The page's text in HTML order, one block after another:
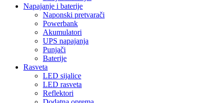
Napajanje i baterije
Naponski pretvarači
Powerbank
Akumulatori
UPS napajanja
Punjači
Baterije
Rasveta
LED sijalice
LED rasveta
Reflektori